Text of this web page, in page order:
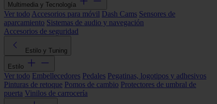
Multimedia y Tecnología
Ver todo Accesorios para móvil Dash Cams Sensores de
aparcamiento Sistemas de audio y navegación
Accesorios de seguridad
Estilo y Tuning
Estilo
Ver todo Embellecedores Pedales Pegatinas, logotipos y adhesivos
Pinturas de retoque Pomos de cambio Protectores de umbral de
puerta Vinilos de carrocería